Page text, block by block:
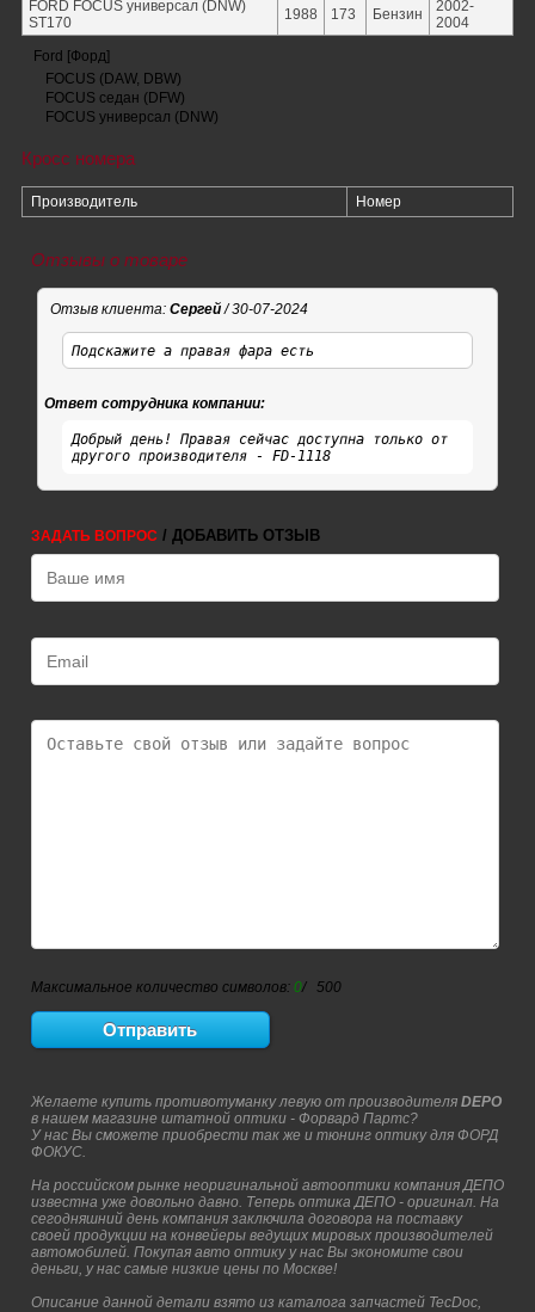
FORD FOCUS универсал (DNW)
ST170
1988 173 Бензин
2002-
2004
Ford [Форд]
FOCUS (DAW, DBW)
FOCUS седан (DFW)
FOCUS универсал (DNW)
Кросс номера
Производитель Номер
Отзывы о товаре
Отзыв клиента: Сергей/ 30-07-2024
Подскажите а правая фара есть
Ответ сотрудника компании:
Добрый день! Правая сейчас доступна только от
другого производителя - FD-1118
ЗАДАТЬ ВОПРОС / ДОБАВИТЬ ОТЗЫВ
Максимальное количество символов: 0/ 500
Желаете купить противотуманку левую от производителя DEPO
в нашем магазине штатной оптики - Форвард Партс?
У нас Вы сможете приобрести так же и тюнинг оптику для ФОРД
ФОКУС.
На российском рынке неоригинальной автооптики компания ДЕПО
известна уже довольно давно. Теперь оптика ДЕПО - оригинал. На
сегодняшний день компания заключила договора на поставку
своей продукции на конвейеры ведущих мировых производителей
автомобилей. Покупая авто оптику у нас Вы экономите свои
деньги, у нас самые низкие цены по Москве!
Описание данной детали взято из каталога запчастей TecDoc,